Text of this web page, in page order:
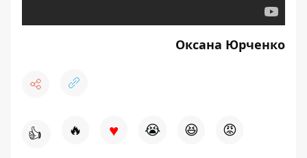
Оксана Юрченко
👍 🔥 ♥ 😭 😆 😡